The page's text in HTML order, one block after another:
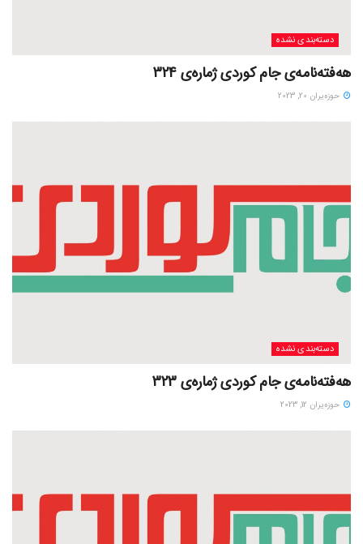
دسته‌بندی نشده
هەفتەنامەی جام کوردی ژمارەی 324
حوزه‌یران 20, 2023
دسته‌بندی نشده
هەفتەنامەی جام کوردی ژمارەی 323
حوزه‌یران 12, 2023